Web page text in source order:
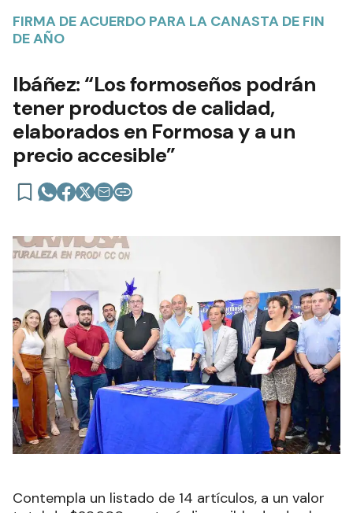
FIRMA DE ACUERDO PARA LA CANASTA DE FIN
DE AÑO
Ibáñez: “Los formoseños podrán
tener productos de calidad,
elaborados en Formosa y a un
precio accesible”
Contempla un listado de 14 artículos, a un valor